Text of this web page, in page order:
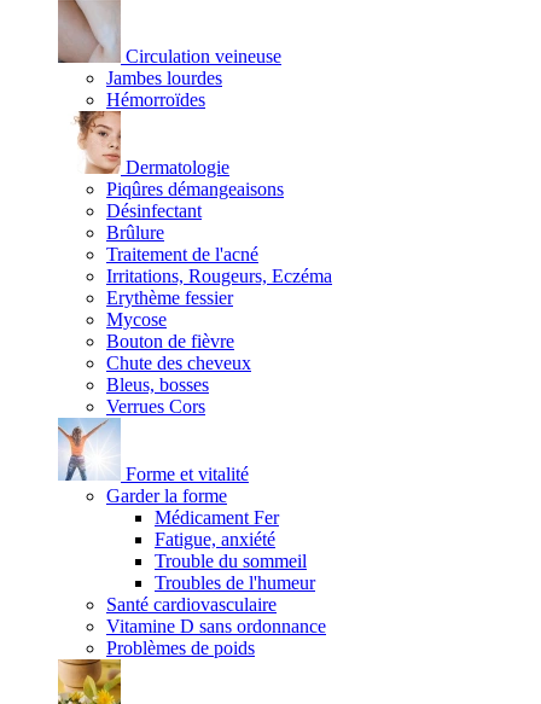
Circulation veineuse
Jambes lourdes
Hémorroïdes
Dermatologie
Piqûres démangeaisons
Désinfectant
Brûlure
Traitement de l'acné
Irritations, Rougeurs, Eczéma
Erythème fessier
Mycose
Bouton de fièvre
Chute des cheveux
Bleus, bosses
Verrues Cors
Forme et vitalité
Garder la forme
Médicament Fer
Fatigue, anxiété
Trouble du sommeil
Troubles de l'humeur
Santé cardiovasculaire
Vitamine D sans ordonnance
Problèmes de poids